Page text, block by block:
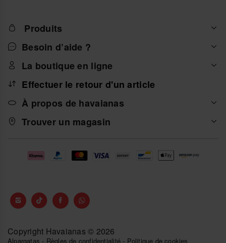
Produits
Besoin d’aide ?
La boutique en ligne
Effectuer le retour d'un article
À propos de havaianas
Trouver un magasin
Copyright Havaianas © 2026
Alpargatas - Règles de confidentialité- Politique de cookies